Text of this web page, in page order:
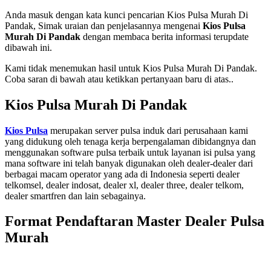
Anda masuk dengan kata kunci pencarian Kios Pulsa Murah Di
Pandak, Simak uraian dan penjelasannya mengenai Kios Pulsa
Murah Di Pandak dengan membaca berita informasi terupdate
dibawah ini.
Kami tidak menemukan hasil untuk Kios Pulsa Murah Di Pandak.
Coba saran di bawah atau ketikkan pertanyaan baru di atas..
Kios Pulsa Murah Di Pandak
Kios Pulsa merupakan server pulsa induk dari perusahaan kami
yang didukung oleh tenaga kerja berpengalaman dibidangnya dan
menggunakan software pulsa terbaik untuk layanan isi pulsa yang
mana software ini telah banyak digunakan oleh dealer-dealer dari
berbagai macam operator yang ada di Indonesia seperti dealer
telkomsel, dealer indosat, dealer xl, dealer three, dealer telkom,
dealer smartfren dan lain sebagainya.
Format Pendaftaran Master Dealer Pulsa
Murah